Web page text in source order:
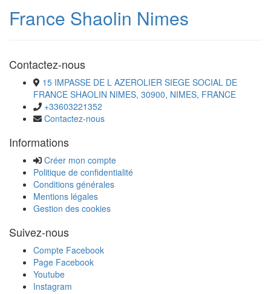
France Shaolin Nimes
Contactez-nous
15 IMPASSE DE L AZEROLIER SIEGE SOCIAL DE
FRANCE SHAOLIN NIMES, 30900, NIMES, FRANCE
+33603221352
Contactez-nous
Informations
Créer mon compte
Politique de confidentialité
Conditions générales
Mentions légales
Gestion des cookies
Suivez-nous
Compte Facebook
Page Facebook
Youtube
Instagram